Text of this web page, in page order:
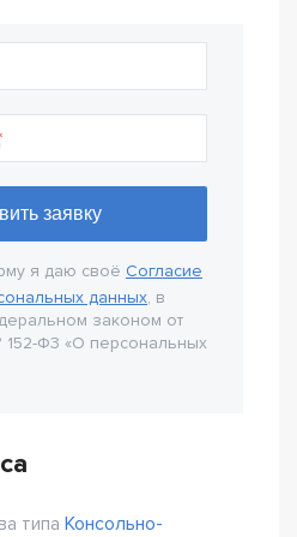
я даю своё Согласие
данных, в
законом от
Ф3 «О персональных
типа Консольно-